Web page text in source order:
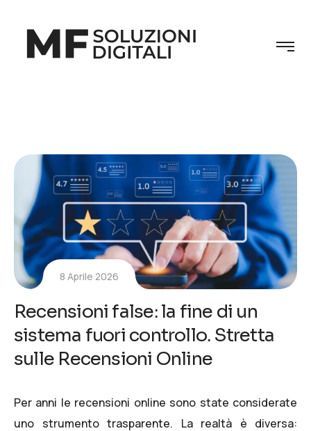
8 Aprile 2026
Recensioni false: la fine di un
sistema fuori controllo. Stretta
sulle Recensioni Online
Per anni le recensioni online sono state considerate
uno strumento trasparente. La realtà è diversa: